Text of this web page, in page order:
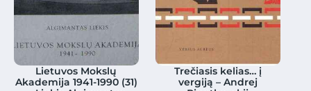
Lietuvos Mokslų
Akademija 1941-1990 (31)
Trečiasis kelias… į
vergiją – Andrej